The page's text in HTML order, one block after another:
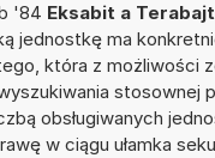
'84 Eksabit a Terabajt
jednostkę ma
która z możliwości
stosownej
obsługiwanych
w ciągu ułamka